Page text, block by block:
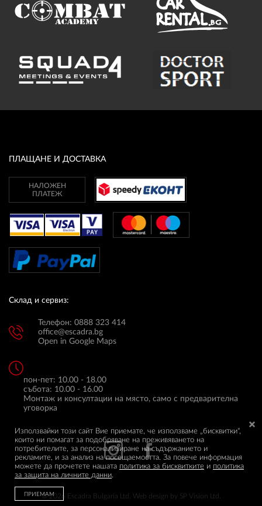
ПЛАЩАНЕ И ДОСТАВКА
НАЛОЖЕН
ПЛАТЕЖ
Склад и сервиз:
Телефон: 0888 323 414
office@escadra.bg
Open in Google Maps
пон-пет: 10.00 - 18.00
събота: 10.00 - 16.00
Монтаж и консултации на място, само с предварителна
уговорка
© 2026 Escadra Bulgaria Ltd. Web design by SP Vision Ltd.
Използвайки този сайт Вие приемате, че използваме „бисквитки",
които ни помагат за подобряване на преживяването на
потребителите, за персонализиране на съдържанието и
рекламите, и за анализ на посещаемостта. За повече информация
можете да прочетете нашата политика за бисквитките и политика
за защита на личните данни.
ПРИЕМАМ